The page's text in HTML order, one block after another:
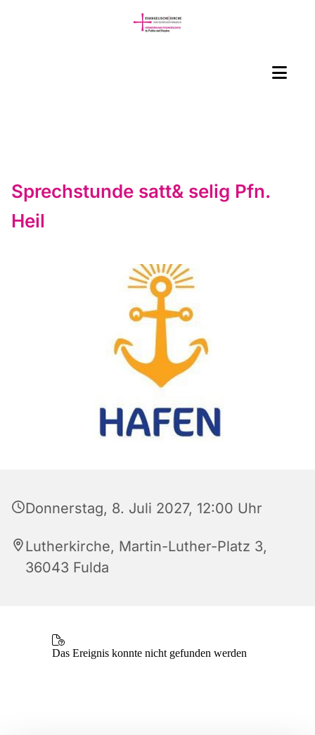
Sprechstunde satt& selig Pfn.
Heil
Donnerstag, 8. Juli 2027, 12:00 Uhr
Lutherkirche, Martin-Luther-Platz 3,
36043 Fulda